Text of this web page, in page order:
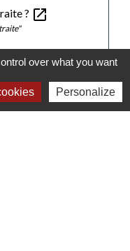
? open_in_new
sur cette page
over what you want
Personalize